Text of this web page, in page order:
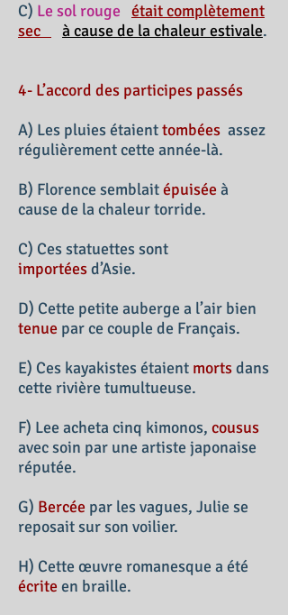
C) Le sol rouge était complètement
sec
à cause de la chaleur estivale.
4- L’accord des participes passés
A) Les pluies étaienttombées assez
régulièrement cette année-là.
B) Florence semblaitépuisée à
cause de la chaleur torride.
C) Ces statuettes sont
importéesd’Asie.
D) Cette petite auberge a l’air bien
tenue par ce couple de Français.
E) Ces kayakistes étaient mortsdans
cette rivière tumultueuse.
F) Lee acheta cinq kimonos, cousus
avec soin par une artiste japonaise
réputée.
G) Bercée par les vagues, Julie se
reposait sur son voilier.
H) Cette œuvre romanesque a été
écrite en braille.